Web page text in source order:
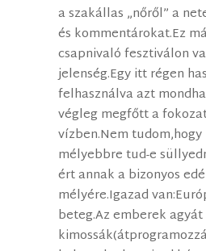
a szakállas „nőről” a
és kommentárokat.Ez
csapnivaló fesztiválon
jelenség.Egy itt régen
felhasználva azt
végleg megfőtt a
vízben.Nem
mélyebbre tud-e
ért annak a bizonyos
mélyére.Igazad
beteg.Az emberek agyát